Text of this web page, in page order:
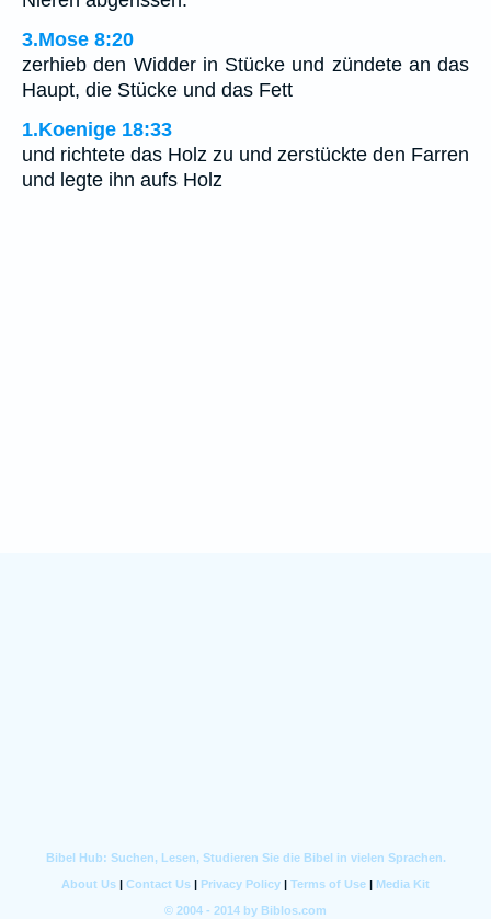
3.Mose 8:20
zerhieb den Widder in Stücke und zündete an das
Haupt, die Stücke und das Fett
1.Koenige 18:33
und richtete das Holz zu und zerstückte den Farren
und legte ihn aufs Holz